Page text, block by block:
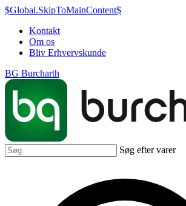
$Global.SkipToMainContent$
Kontakt
Om os
Bliv Erhvervskunde
BG Burcharth
Søg efter varer